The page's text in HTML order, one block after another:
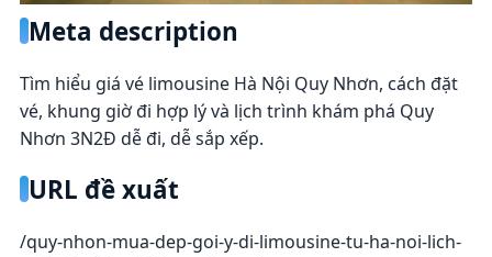
Meta description
Tìm hiểu giá vé limousine Hà Nội Quy Nhơn, cách đặt
vé, khung giờ đi hợp lý và lịch trình khám phá Quy
Nhơn 3N2Đ dễ đi, dễ sắp xếp.
URL đề xuất
/quy-nhon-mua-dep-goi-y-di-limousine-tu-ha-noi-lich-